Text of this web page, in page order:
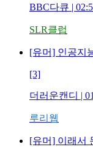
BBC다큐 |
SLR클럽
[유머] 인공지
[3]
더러운캔디 |
루리웹
[유머] 이래서